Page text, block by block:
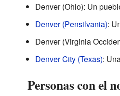
Denver (Ohio): Un
Denver (Pensilvania):
Denver (Virginia
Denver City (Texas):
Personas con el